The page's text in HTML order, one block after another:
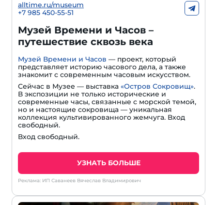
alltime.ru/museum
+7 985 450-55-51
Музей Времени и Часов –
путешествие сквозь века
Музей Времени и Часов — проект, который
представляет историю часового дела, а также
знакомит с современным часовым искусством.
Сейчас в Музее — выставка «Остров Сокровищ».
В экспозиции не только исторические и
современные часы, связанные с морской темой,
но и настоящие сокровища — уникальная
коллекция культивированного жемчуга. Вход
свободный.
Вход свободный.
УЗНАТЬ БОЛЬШЕ
Реклама: ИП Саванеев Вячеслав Владимирович